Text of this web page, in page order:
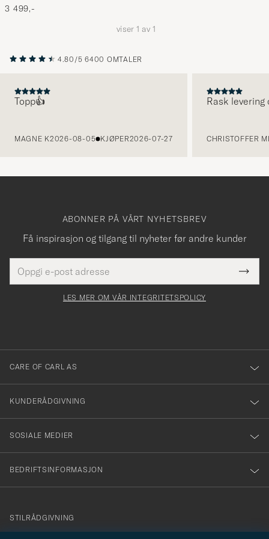
3 499,-
viser 1 av 1
4.80/5 6400 OMTALER
Topp👍
MAGNE K2026-08-05 KJØPER2026-07-27
Rask
CHRISTOFFER
ABONNER PÅ VÅRT NYHETSBREV
Få inspirasjon og tilgang til nyheter før andre kunder
postadresse
felt
Tack
för
dig
till
vårt
nyhetsbrev!
LES MER OM VÅR INTEGRITETSPOLICY
CARE OF CARL AS
KUNDERÅDGIVNING
SOSIALE MEDIER
BEDRIFTSINFORMASJON
info@careofcarl.no
STILRÅDGIVNING